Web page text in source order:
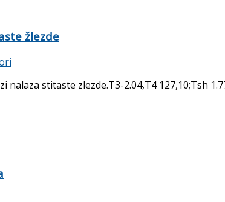
žlezde
nalaza stitaste zlezde.T3-2.04,T4 127,10;Tsh